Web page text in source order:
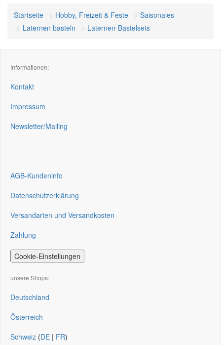
Startseite Hobby, Freizeit & Feste
Saisonales
Laternen basteln
Laternen-Bastelsets
Informationen:
Kontakt
Impressum
Newsletter/Mailing
AGB-Kundeninfo
Datenschutzerklärung
Versandarten und Versandkosten
Zahlung
Cookie-Einstellungen
unsere Shops:
Deutschland
Österreich
Schweiz (DE | FR)